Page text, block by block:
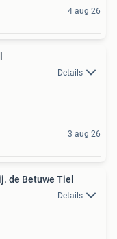
4 aug 26
Details
3 aug 26
de Betuwe Tiel
Details